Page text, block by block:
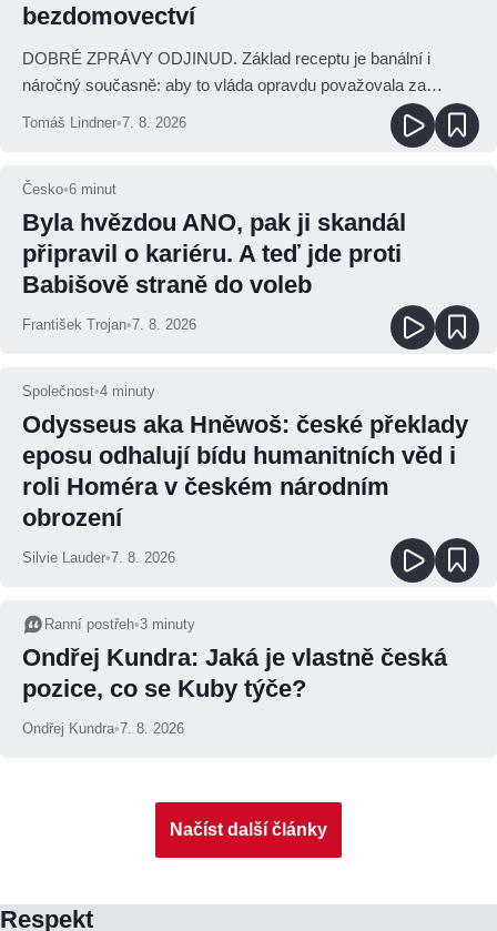
bezdomovectví
DOBRÉ ZPRÁVY ODJINUD. Základ receptu je banální i
náročný současně: aby to vláda opravdu považovala za
Tomáš Lindner•7. 8. 2026
Česko•6 minut
Byla hvězdou ANO, pak ji skandál
připravil o kariéru. A teď jde proti
Babišově straně do voleb
František Trojan•7. 8. 2026
Společnost•4 minuty
Odysseus aka Hněwoš: české překlady
eposu odhalují bídu humanitních věd i
roli Homéra v českém národním
obrození
Silvie Lauder•7. 8. 2026
Ranní postřeh•3 minuty
Ondřej Kundra: Jaká je vlastně česká
pozice, co se Kuby týče?
Ondřej Kundra•7. 8. 2026
Načíst další články
Respekt